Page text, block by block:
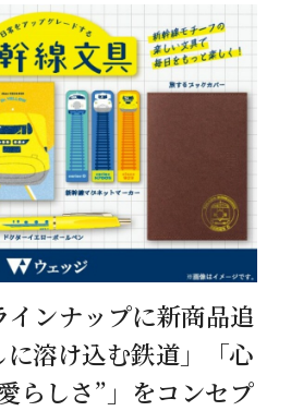
インナップに新商品追
溶け込む鉄道」「心
らしさ”」をコンセプ